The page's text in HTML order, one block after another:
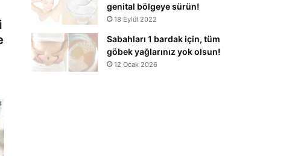
genital bölgeye sürün!
18 Eylül 2022
Sabahları 1 bardak için, tüm
göbek yağlarınız yok olsun!
12 Ocak 2026